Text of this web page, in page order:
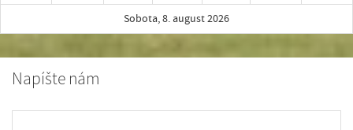
Sobota, 8. august 2026
Napíšte nám